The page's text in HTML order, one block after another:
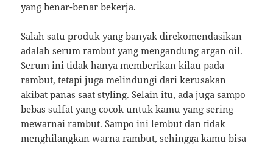
yang benar-benar bekerja.
Salah satu produk yang banyak direkomendasikan
adalah serum rambut yang mengandung argan oil.
Serum ini tidak hanya memberikan kilau pada
rambut, tetapi juga melindungi dari kerusakan
akibat panas saat styling. Selain itu, ada juga sampo
bebas sulfat yang cocok untuk kamu yang sering
mewarnai rambut. Sampo ini lembut dan tidak
menghilangkan warna rambut, sehingga kamu bisa